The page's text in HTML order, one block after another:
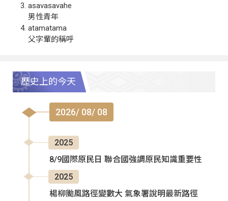
asavasavahe
男性青年
atamatama
父字輩的稱呼
歷史上的今天
2026/ 08/ 08
2025
8/9國際原民日 聯合國強調原民知識重要性
2025
楊柳颱風路徑變數大 氣象署說明最新路徑